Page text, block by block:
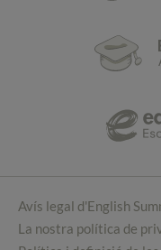
Avís legal d'English
La nostra política de